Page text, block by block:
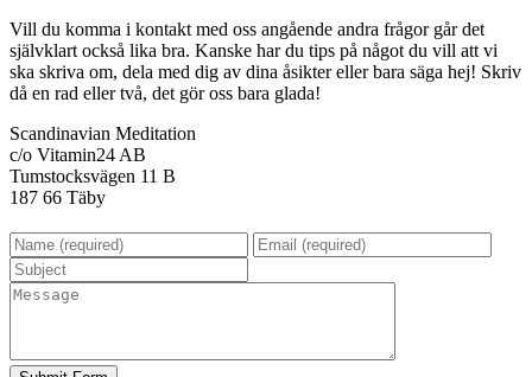
Vill du komma i kontakt med oss angående andra frågor går det
självklart också lika bra. Kanske har du tips på något du vill att vi
ska skriva om, dela med dig av dina åsikter eller bara säga hej! Skriv
då en rad eller två, det gör oss bara glada!
Scandinavian Meditation
c/o Vitamin24 AB
Tumstocksvägen 11 B
187 66 Täby